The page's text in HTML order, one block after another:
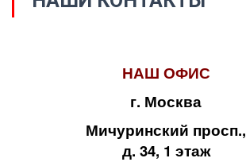
НАШ ОФИС
г. Москва
Мичуринский просп.,
д. 34, 1 этаж